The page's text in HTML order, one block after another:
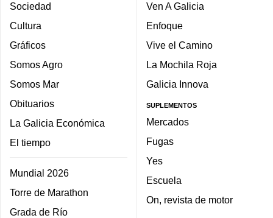
Sociedad
Cultura
Gráficos
Somos Agro
Somos Mar
Obituarios
La Galicia Económica
El tiempo
Mundial 2026
Torre de Marathon
Grada de Río
Ven A Galicia
Enfoque
Vive el Camino
La Mochila Roja
Galicia Innova
SUPLEMENTOS
Mercados
Fugas
Yes
Escuela
On, revista de motor